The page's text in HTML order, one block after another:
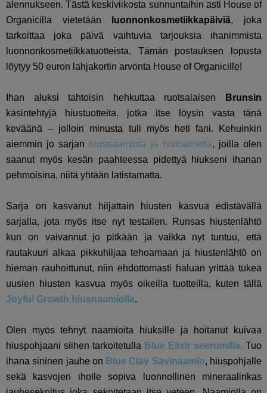
alennukseen. Tästä keskiviikosta sunnuntaihin asti House of
Organicilla vietetään
luonnonkosmetiikkapäiviä, joka
tarkoittaa joka päivä vaihtuvia tarjouksia ihanimmista
luonnonkosmetiikkatuotteista. Tämän postauksen lopusta
löytyy 50 euron lahjakortin arvonta House of Organicille!
Ihan aluksi tahtoisin hehkuttaa ruotsalaisen
Brunsin
käsintehtyjä hiustuotteita, jotka itse löysin vasta tänä
keväänä – jolloin minusta tuli myös heti fani. Kehuinkin
aiemmin jo sarjan
hiusnaamiota ja hoitoainetta, joilla olen
saanut myös kesän paahteessa pidettyä hiukseni ihanan
pehmoisina, niitä yhtään latistamatta.
Sarja on kasvanut hiljattain hiusten kasvua edistävällä
sarjalla, jota myös itse nyt testailen. Runsas hiustenlähtö
kun on vaivannut jo pitkään ja vaikka nyt tuntuu, että
rautakuuri alkaa pikkuhiljaa tehoamaan ja hiustenlähtö on
hieman rauhoittunut, niin ehdottomasti haluan yrittää tukea
uusien hiusten kasvua myös oikeilla tuotteilla, kuten tällä
Joyful Growth hiusnaamiolla.
Olen myös tehnyt naamioita hiuksille ja hoitanut kuivaa
hiuspohjaani siihen tarkoitetulla Blue Elixir seerumilla. Tuo
ihana sininen jauhe on Blue Clay Savinaamio, hiuspohjalle
sekä kasvojen iholle sopiva luonnollinen mineraalirikas